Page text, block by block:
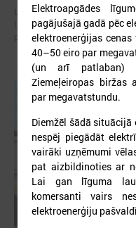
Latvijas Pašvaldību
Latvijas Pašvaldību
plkst. 14:30 LPS 4. stāva
Elektroapgādes
pagājušajā gadā pēc
elektroenerģijas
40–50 eiro par
(un arī patlaban)
Ziemeļeiropas biržas
par megavatstundu.
Diemžēl šādā
nespēj piegādāt
vairāki uzņēmumi
pat aizbildinoties ar
Lai gan līguma
komersanti vairs
elektroenerģiju